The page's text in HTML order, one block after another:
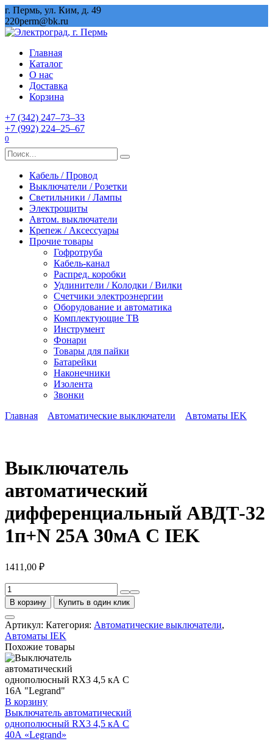
Перейти
к
содержанию
г. Пермь, ул. Ким, д. 49
220perm@bk.ru
Главная
Каталог
О нас
Доставка
Корзина
+7 (342) 247‒73‒33
+7 (992) 224‒25‒67
0
Search
for:
Кабель / Провод
Выключатели / Розетки
Светильники / Лампы
Электрощиты
Автом. выключатели
Крепеж / Аксессуары
Прочие товары
Гофротруба
Кабель-канал
Распред. коробки
Удлинители / Колодки / Вилки
Счетчики электроэнергии
Оборудование и автоматика
Комплектующие ТВ
Инструмент
Фонари
Товары для пайки
Батарейки
Наконечники
Изолента
Звонки
Главная
Автоматические выключатели Автоматы IEK
Выключатель
автоматический
дифференциальный АВДТ-32
1п+N 25А 30мА С IEK
1411,00 ₽
Количество
товара
Выключатель
автоматический
дифференциальный
АВДТ-32
1п+N
25А
30мА
С
IEK
В корзину Купить в один клик
Артикул: Категория: Автоматические выключатели,
Автоматы IEK
Похожие товары
В корзину
Выключатель автоматический
однополюсный RX3 4,5 кА С
40А «Legrand»